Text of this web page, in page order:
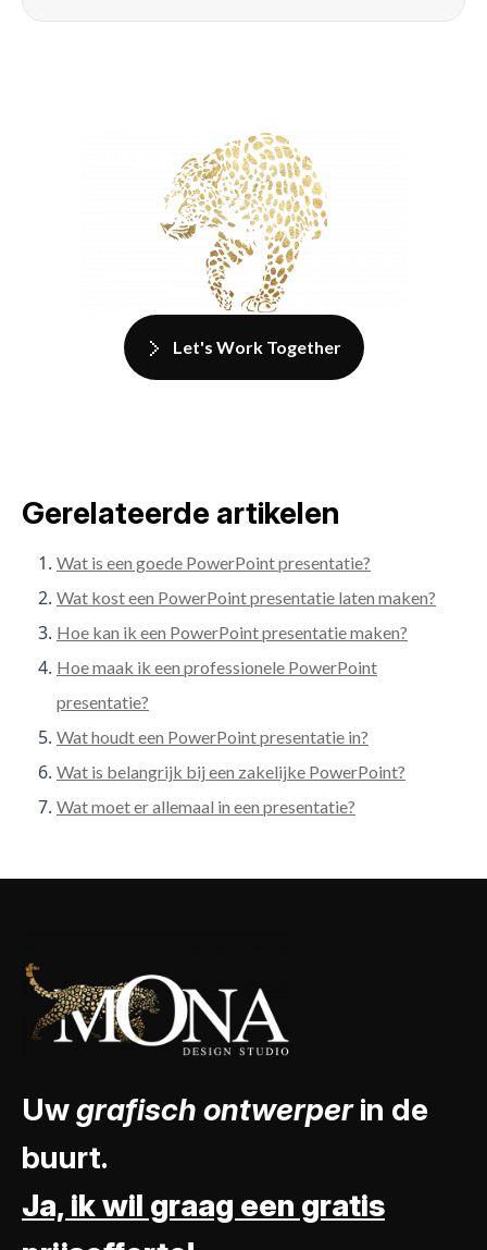
Let's Work Together
Gerelateerde artikelen
Wat is een goede PowerPoint presentatie?
Wat kost een PowerPoint presentatie laten maken?
Hoe kan ik een PowerPoint presentatie maken?
Hoe maak ik een professionele PowerPoint
presentatie?
Wat houdt een PowerPoint presentatie in?
Wat is belangrijk bij een zakelijke PowerPoint?
Wat moet er allemaal in een presentatie?
Uwgrafisch ontwerperin de
buurt.
Ja, ik wil graag een gratis